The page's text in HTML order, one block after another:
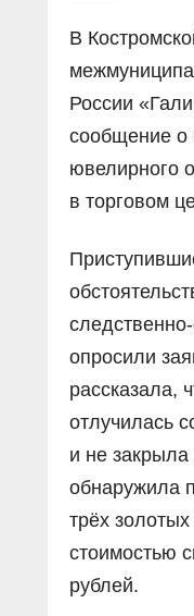
В
России
сообщение о
ювелирного
в торговом
опросили
рассказала,
отлучилась
и не
обнаружила
трёх
стоимостью
рублей.